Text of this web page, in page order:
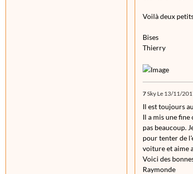
Voilà deux
Bises
Thierry
7Sky Le 13/11/
Il est toujours
Il a mis une
pas beaucoup.
pour tenter de
voiture et aime
Voici des
Raymonde